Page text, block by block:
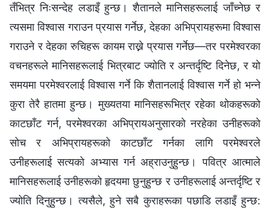
तँभित्र निःसन्देह लडाइँ हुन्छ। शैतानले मानिसहरूलाई जाँच्‍नेछ र
त्यसमा विश्‍वास गराउन प्रयास गर्नेछ, देहका अभिप्रायहरूमा विश्‍वास
गराउने र देहका रुचिहरू कायम राख्ने प्रयास गर्नेछ—तर परमेश्‍वरका
वचनहरूले मानिसहरूलाई भित्रबाट ज्योति र अन्तर्दृष्टि दिनेछ, र यो
समयमा परमेश्‍वरलाई विश्‍वास गर्ने कि शैतानलाई विश्‍वास गर्ने हो भन्‍ने
कुरा तेरै हातमा हुन्छ। मुख्यतया मानिसहरूभित्र रहेका थोकहरूको
काटछाँट गर्न, परमेश्‍वरका अभिप्रायअनुसारको नरहेका उनीहरूको
सोच र अभिप्रायहरूको काटछाँट गर्नका लागि परमेश्‍वरले
उनीहरूलाई सत्यको अभ्यास गर्न अह्राउनुहुन्छ। पवित्र आत्माले
मानिसहरूलाई उनीहरूको हृदयमा छुनुहुन्छ र उनीहरूलाई अन्तर्दृष्टि र
ज्योति दिनुहुन्छ। त्यसैले, हुने सबै कुराहरूका पछाडि लडाइँ हुन्छ: